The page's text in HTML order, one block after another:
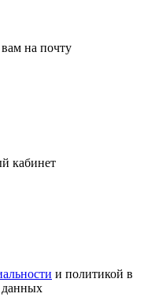
на почту
кабинет
и политикой в
данных